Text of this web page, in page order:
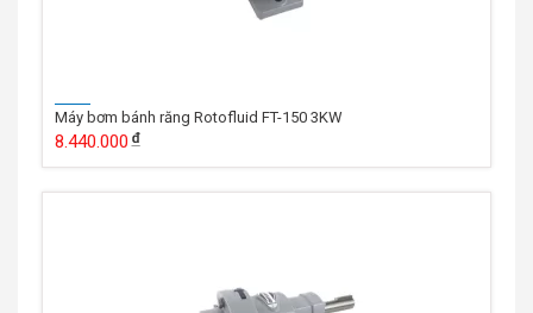
Máy bơm bánh răng Rotofluid FT-150 3KW
8.440.000